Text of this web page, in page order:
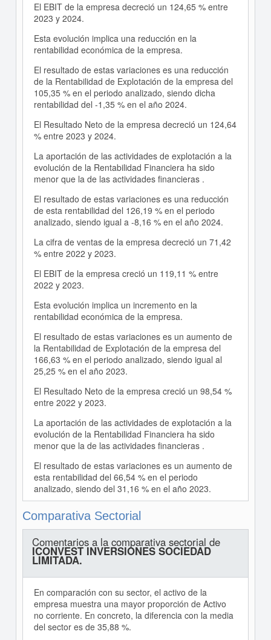
El EBIT de la empresa decreció un 124,65 % entre
2023 y 2024.
Esta evolución implica una reducción en la
rentabilidad económica de la empresa.
El resultado de estas variaciones es una reducción
de la Rentabilidad de Explotación de la empresa del
105,35 % en el periodo analizado, siendo dicha
rentabilidad del -1,35 % en el año 2024.
El Resultado Neto de la empresa decreció un 124,64
% entre 2023 y 2024.
La aportación de las actividades de explotación a la
evolución de la Rentabilidad Financiera ha sido
menor que la de las actividades financieras .
El resultado de estas variaciones es una reducción
de esta rentabilidad del 126,19 % en el periodo
analizado, siendo igual a -8,16 % en el año 2024.
La cifra de ventas de la empresa decreció un 71,42
% entre 2022 y 2023.
El EBIT de la empresa creció un 119,11 % entre
2022 y 2023.
Esta evolución implica un incremento en la
rentabilidad económica de la empresa.
El resultado de estas variaciones es un aumento de
la Rentabilidad de Explotación de la empresa del
166,63 % en el periodo analizado, siendo igual al
25,25 % en el año 2023.
El Resultado Neto de la empresa creció un 98,54 %
entre 2022 y 2023.
La aportación de las actividades de explotación a la
evolución de la Rentabilidad Financiera ha sido
menor que la de las actividades financieras .
El resultado de estas variaciones es un aumento de
esta rentabilidad del 66,54 % en el periodo
analizado, siendo del 31,16 % en el año 2023.
Comparativa Sectorial
Comentarios a la comparativa sectorial de
ICONVEST INVERSIONES SOCIEDAD
LIMITADA.
En comparación con su sector, el activo de la
empresa muestra una mayor proporción de Activo
no corriente. En concreto, la diferencia con la media
del sector es de 35,88 %.